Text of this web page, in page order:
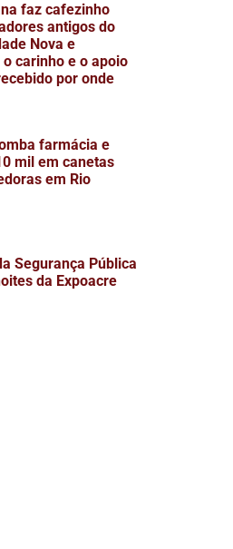
faz cafezinho
antigos do
Nova e
carinho e o apoio
por onde
farmácia e
mil em canetas
em Rio
Segurança Pública
da Expoacre